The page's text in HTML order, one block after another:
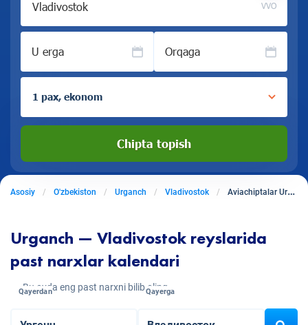
VVO
U erga Orqaga
1 pax, ekonom
Chipta topish
Asosiy O'zbekiston Urganch Vladivostok Aviachiptalar Urganchdan Vladivostokga
Urganch — Vladivostok reyslarida
past narxlar kalendari
Bu oyda eng past narxni bilib oling
Qayerdan Qayerga